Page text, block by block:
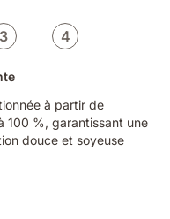
3 4
à partir de
100 %, garantissant une
douce et soyeuse